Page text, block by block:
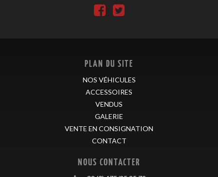
PLAN DU SITE
NOS VÉHICULES
ACCESSOIRES
VENDUS
GALERIE
VENTE EN CONSIGNATION
CONTACT
NOUS CONTACTER